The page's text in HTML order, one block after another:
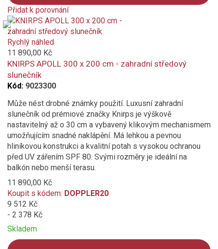
Přidat k porovnání
Product
is
added
to
compare
Rychlý náhled
11 890,00 Kč
KNIRPS APOLL 300 x 200 cm - zahradní středový
slunečník
Kód: 9023300
Může nést drobné známky použití. Luxusní zahradní
slunečník od prémiové značky Knirps je výškově
nastavitelný až o 30 cm a vybavený klikovým mechanismem
umožňujícím snadné naklápění. Má lehkou a pevnou
hliníkovou konstrukci a kvalitní potah s vysokou ochranou
před UV zářením SPF 80. Svými rozměry je ideální na
balkón nebo menší terasu.
11 890,00 Kč
Koupit s kódem: DOPPLER20
9 512 Kč
- 2 378 Kč
Skladem